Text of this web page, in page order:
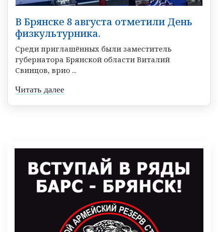
В Брянске 8 августа отметили День
физкультурника.
Среди приглашённых были заместитель
губернатора Брянской области Виталий
Свинцов, врио ...
Читать далее